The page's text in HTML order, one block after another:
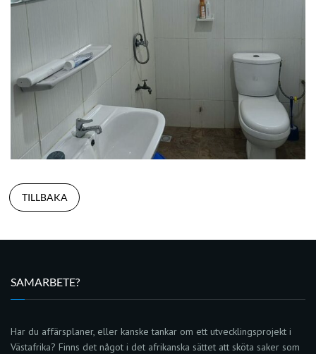
TILLBAKA
SAMARBETE?
Har du affärsplaner, eller kanske tankar om ett utvecklingsprojekt i
Västafrika? Finns det något i det afrikanska sättet att sköta saker som